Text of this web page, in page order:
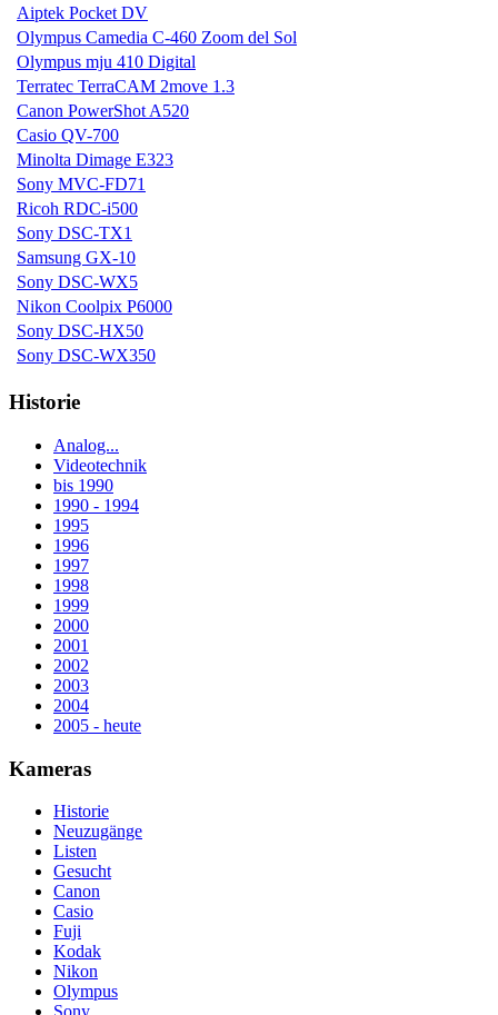
Aiptek Pocket DV
Olympus Camedia C-460 Zoom del Sol
Olympus mju 410 Digital
Terratec TerraCAM 2move 1.3
Canon PowerShot A520
Casio QV-700
Minolta Dimage E323
Sony MVC-FD71
Ricoh RDC-i500
Sony DSC-TX1
Samsung GX-10
Sony DSC-WX5
Nikon Coolpix P6000
Sony DSC-HX50
Sony DSC-WX350
Historie
Analog...
Videotechnik
bis 1990
1990 - 1994
1995
1996
1997
1998
1999
2000
2001
2002
2003
2004
2005 - heute
Kameras
Historie
Neuzugänge
Listen
Gesucht
Canon
Casio
Fuji
Kodak
Nikon
Olympus